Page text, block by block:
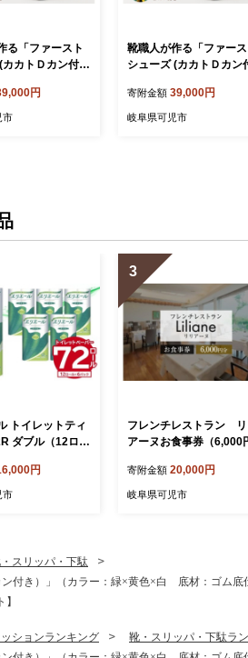
る「ファースト
カカトＤカン付
：ゴム底仕様）
児市 生活雑貨
円
市
靴職人が作る「ファース
シューズ (カカトＤカン
ル×白 底材：ゴム底仕
【 岐阜県 可児市 生活雑貨
寄附金額 39,000円
岐阜県可児市
トイレットティ
ダブル（12ロー
り付き 30m巻
レ 新生活 備蓄
円
市
3
フレンチレストラン リ
アーヌお食事券（6,000
消 魚 肉 野菜 デザート ス
プ フレンチ コース料理 新
寄附金額 20,000円
岐阜県可児市
スリッパ・下駄
付き）」（カラー：緑×黄色×白 底材：ゴム
ションランキング
靴・スリッパ・下駄ラ